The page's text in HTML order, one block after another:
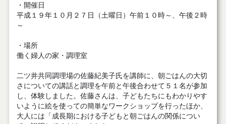
・開催日
平成１９年１０月２７日（土曜日）午前１０時～、午後２時
～
・場所
働く婦人の家・調理室
二ツ井共同調理場の佐藤紀美子氏を講師に、朝ごはんの大切
さについての講話と調理を午前と午後合わせて５１名が参加
し、体験しました。佐藤さんは、子どもたちにもわかりやす
いように絵を使っての簡単なワークショップを行ったほか、
大人には「成長期における子どもと朝ごはんの関係につい